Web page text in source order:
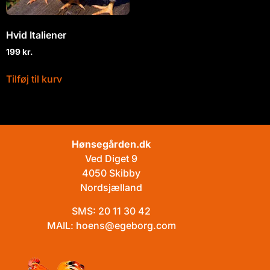
Hvid Italiener
199kr.
Tilføj til kurv
Hønsegården.dk
Ved Diget 9
4050 Skibby
Nordsjælland
SMS: 20 11 30 42
MAIL: hoens@egeborg.com